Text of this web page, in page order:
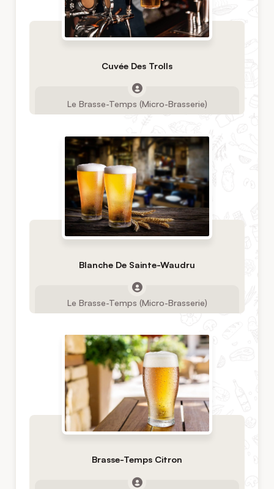
Cuvée Des Trolls
Le Brasse-Temps (Micro-Brasserie)
Blanche De Sainte-Waudru
Le Brasse-Temps (Micro-Brasserie)
Brasse-Temps Citron